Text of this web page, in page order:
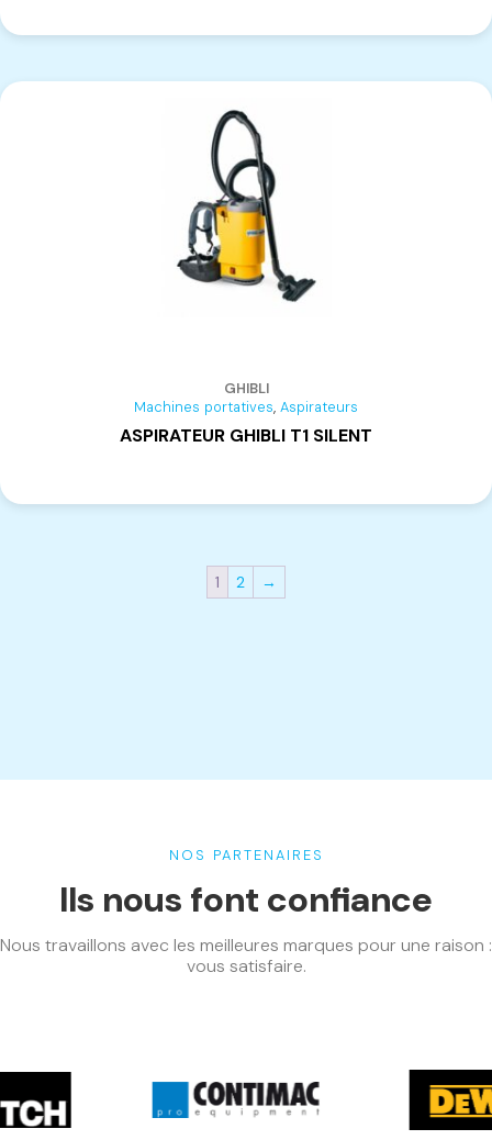
GHIBLI
Machines portatives Aspirateurs
ASPIRATEUR GHIBLI T1 SILENT
1 2 →
NOS PARTENAIRES
Ils nous font confiance
Nous travaillons avec les meilleures marques pour une raison :
vous satisfaire.